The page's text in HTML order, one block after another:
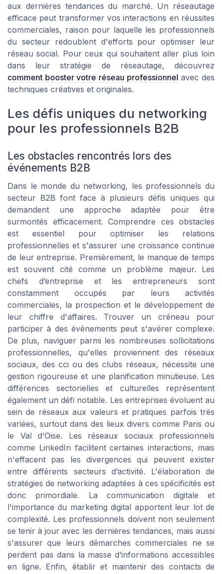
aux dernières tendances du marché. Un réseautage
efficace peut transformer vos interactions en réussites
commerciales, raison pour laquelle les professionnels
du secteur redoublent d'efforts pour optimiser leur
réseau social. Pour ceux qui souhaitent aller plus loin
dans leur stratégie de réseautage, découvrez
comment booster votre réseau professionnel avec des
techniques créatives et originales.
Les défis uniques du networking
pour les professionnels B2B
Les obstacles rencontrés lors des
événements B2B
Dans le monde du networking, les professionnels du
secteur B2B font face à plusieurs défis uniques qui
demandent une approche adaptée pour être
surmontés efficacement. Comprendre ces obstacles
est essentiel pour optimiser les relations
professionnelles et s'assurer une croissance continue
de leur entreprise. Premièrement, le manque de temps
est souvent cité comme un problème majeur. Les
chefs d’entreprise et les entrepreneurs sont
constamment occupés par leurs activités
commerciales, la prospection et le développement de
leur chiffre d'affaires. Trouver un créneau pour
participer à des événements peut s'avérer complexe.
De plus, naviguer parmi les nombreuses sollicitations
professionnelles, qu'elles proviennent des réseaux
sociaux, des cci ou des clubs réseaux, nécessite une
gestion rigoureuse et une planification minutieuse. Les
différences sectorielles et culturelles représentent
également un défi notable. Les entreprises évoluent au
sein de réseaux aux valeurs et pratiques parfois très
variées, surtout dans des lieux divers comme Paris ou
le Val d'Oise. Les réseaux sociaux professionnels
comme LinkedIn facilitent certaines interactions, mais
n'effacent pas les divergences qui peuvent exister
entre différents secteurs d’activité. L'élaboration de
stratégies de networking adaptées à ces spécificités est
donc primordiale. La communication digitale et
l'importance du marketing digital apportent leur lot de
complexité. Les professionnels doivent non seulement
se tenir à jour avec les dernières tendances, mais aussi
s'assurer que leurs démarches commerciales ne se
perdent pas dans la masse d’informations accessibles
en ligne. Enfin, établir et maintenir des contacts de